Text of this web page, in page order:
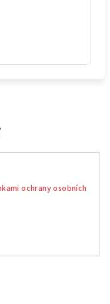
ochrany osobních